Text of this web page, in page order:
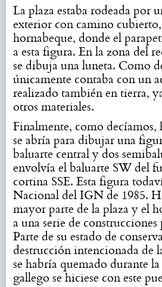
La plaza estaba rodeada por
exterior con camino
hornabeque, donde el
a esta figura. En la zona del
se dibuja una luneta. Como
únicamente contaba con un
realizado también en tierra,
otros materiales.
Finalmente, como
se abría para dibujar una
baluarte central y dos
envolvía el baluarte SW del
cortina SSE. Esta figura
Nacional del IGN de 1985.
mayor parte de la plaza y el
a una serie de
Parte de su estado de
destrucción intencionada de
se habría quemado durante
gallego se hiciese con este